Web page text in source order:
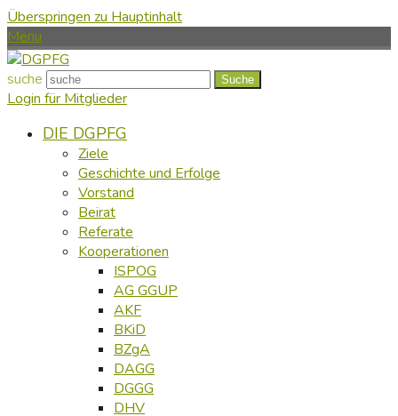
Überspringen zu Hauptinhalt
Menu
suche Suche
Login für Mitglieder
DIE DGPFG
Ziele
Geschichte und Erfolge
Vorstand
Beirat
Referate
Kooperationen
ISPOG
AG GGUP
AKF
BKiD
BZgA
DAGG
DGGG
DHV